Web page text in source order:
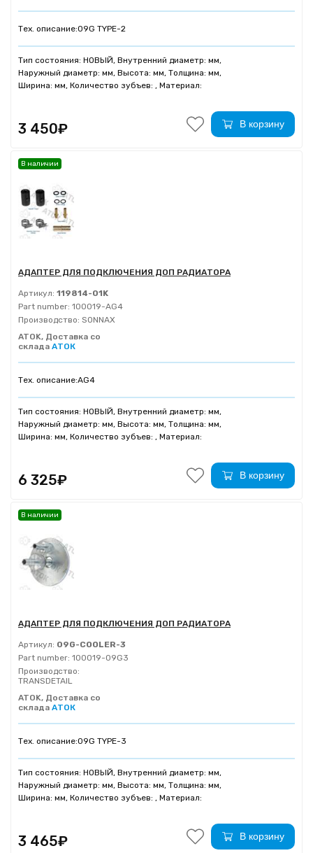
Тех. описание:09G TYPE-2
Тип состояния: НОВЫЙ, Внутренний диаметр: мм,
Наружный диаметр: мм, Высота: мм, Толщина: мм,
Ширина: мм, Количество зубъев: , Материал:
3 450₽ В корзину
АДАПТЕР ДЛЯ ПОДКЛЮЧЕНИЯ ДОП РАДИАТОРА
Артикул: 119814-01K
Part number: 100019-AG4
Производство: SONNAX
ATOK, Доставка со
склада АТОК
Тех. описание:AG4
Тип состояния: НОВЫЙ, Внутренний диаметр: мм,
Наружный диаметр: мм, Высота: мм, Толщина: мм,
Ширина: мм, Количество зубъев: , Материал:
В наличии
6 325₽ В корзину
АДАПТЕР ДЛЯ ПОДКЛЮЧЕНИЯ ДОП РАДИАТОРА
Артикул: 09G-COOLER-3
Part number: 100019-09G3
Производство:
TRANSDETAIL
ATOK, Доставка со
склада АТОК
Тех. описание:09G TYPE-3
Тип состояния: НОВЫЙ, Внутренний диаметр: мм,
Наружный диаметр: мм, Высота: мм, Толщина: мм,
Ширина: мм, Количество зубъев: , Материал:
В наличии
3 465₽ В корзину